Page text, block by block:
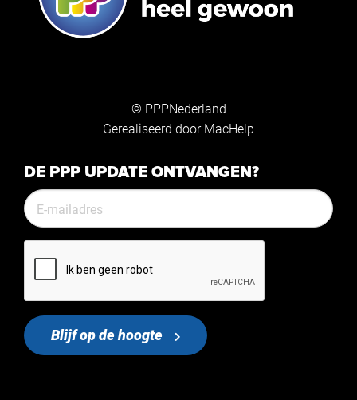
© PPPNederland
Gerealiseerd doorMacHelp
DE PPP UPDATE ONTVANGEN?
Blijf op de hoogte